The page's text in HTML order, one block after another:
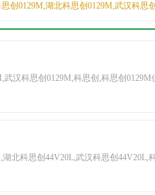
创0129M,湖北科思创0129M,武汉科思
汉科思创0129M,科思创,科思创0129M
北科思创44V20L,武汉科思创44V20L,